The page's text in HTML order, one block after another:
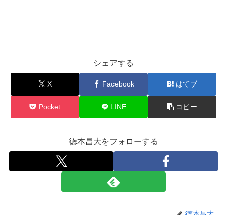
シェアする
X Facebook はてブ
Pocket LINE コピー
徳本昌大をフォローする